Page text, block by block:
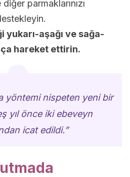
parmaklarınızı
yukarı-aşağı ve sağa-
hareket ettirin.
yöntemi nispeten yeni bir
yıl önce iki ebeveyn
icat edildi.”